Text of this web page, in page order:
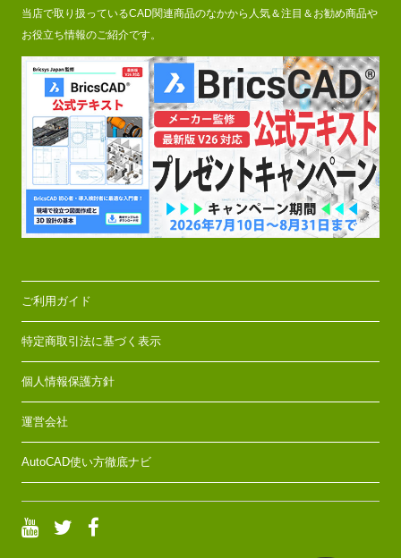
当店で取り扱っているCAD関連商品のなかから人気＆注目＆お勧め商品や
お役立ち情報のご紹介です。
ご利用ガイド
特定商取引法に基づく表示
個人情報保護方針
運営会社
AutoCAD使い方徹底ナビ